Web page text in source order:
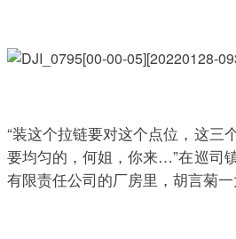
“装这个拉链要对这个点位，这三
要均匀的，何姐，你来…”在巡司
有限责任公司的厂房里，胡言菊一